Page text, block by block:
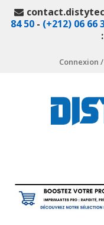
84 50 - (+212) 06 66
Connexion
en
ligne